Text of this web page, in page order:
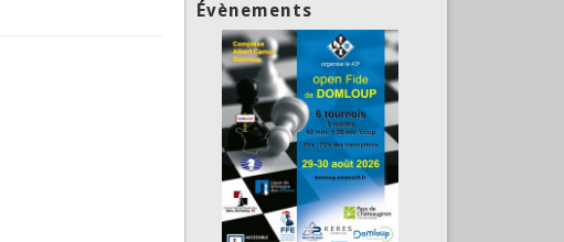
Évènements